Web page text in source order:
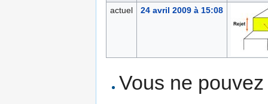
actuel
24 avril 2009 à 15:08
Vous ne